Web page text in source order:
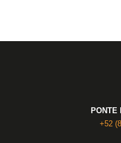
PONTE
+52